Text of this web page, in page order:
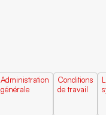
Administration
générale
Conditions
de travail